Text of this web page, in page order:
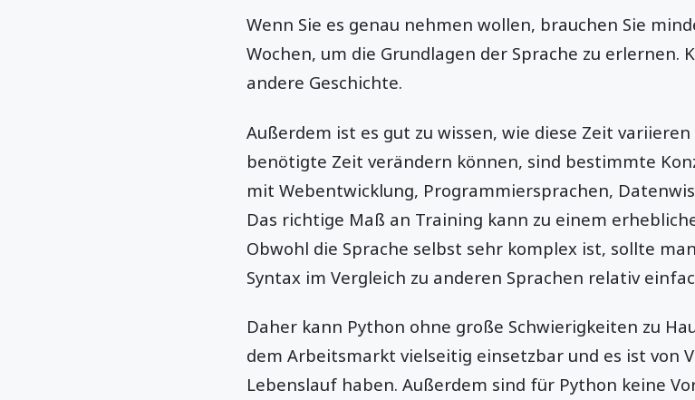
Wenn Sie es genau nehmen wollen, brauchen Sie
Wochen, um die Grundlagen der Sprache zu erlernen.
andere Geschichte.
Außerdem ist es gut zu wissen, wie diese Zeit
benötigte Zeit verändern können, sind bestimmte
mit Webentwicklung, Programmiersprachen,
Das richtige Maß an Training kann zu einem
Obwohl die Sprache selbst sehr komplex ist, sollte
Syntax im Vergleich zu anderen Sprachen relativ
Daher kann Python ohne große Schwierigkeiten zu
dem Arbeitsmarkt vielseitig einsetzbar und es ist von
Lebenslauf haben. Außerdem sind für Python keine